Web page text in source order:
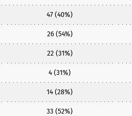
47 (40%)
26 (54%)
22 (31%)
4 (31%)
14 (28%)
33 (52%)